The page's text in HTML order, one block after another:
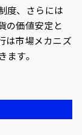
度、さらには
の価値安定と
は市場メカニズ
す。